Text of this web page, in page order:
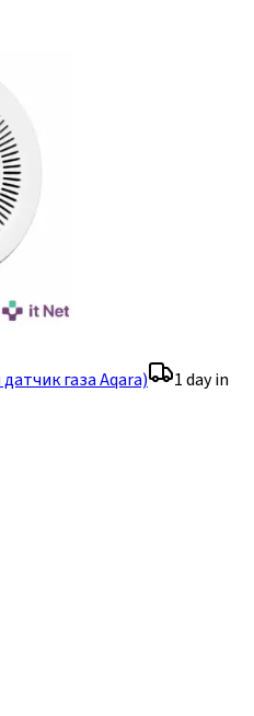
газа Aqara)
1 day in